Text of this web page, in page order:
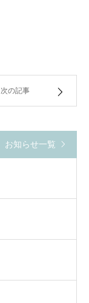
次の記事
お知らせ一覧